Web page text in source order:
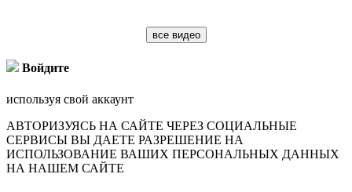
все видео
Войдите
используя свой аккаунт
АВТОРИЗУЯСЬ НА САЙТЕ ЧЕРЕЗ СОЦИАЛЬНЫЕ
СЕРВИСЫ ВЫ ДАЕТЕ РАЗРЕШЕНИЕ НА
ИСПОЛЬЗОВАНИЕ ВАШИХ ПЕРСОНАЛЬНЫХ ДАННЫХ
НА НАШЕМ САЙТЕ